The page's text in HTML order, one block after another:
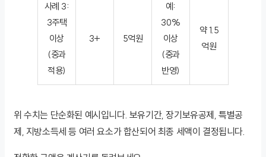
사례 3:
3주택
이상
(중과
적용)
3+ 5억원
예:
30%
이상
(중과
반영)
약 1.5
억원
위 수치는 단순화된 예시입니다. 보유기간, 장기보유공제, 특별공
제, 지방소득세 등 여러 요소가 합산되어 최종 세액이 결정됩니다.